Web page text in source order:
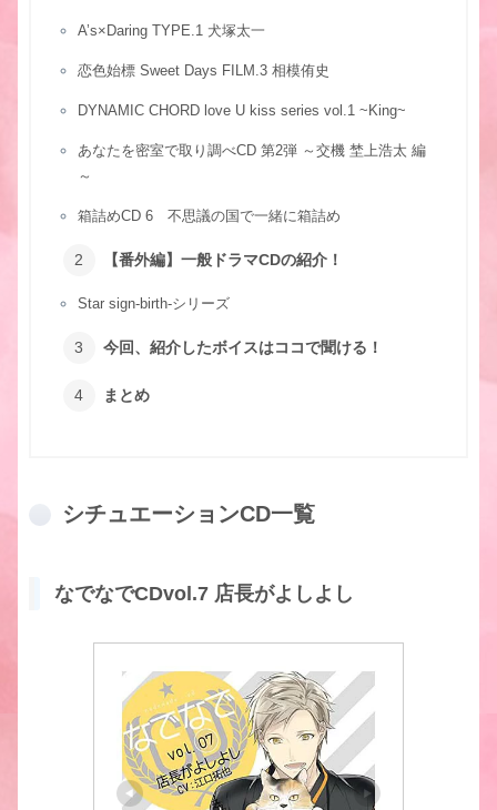
A’s×Daring TYPE.1 犬塚太一
恋色始標 Sweet Days FILM.3 相模侑史
DYNAMIC CHORD love U kiss series vol.1 ~King~
あなたを密室で取り調べCD 第2弾 ～交機 埜上浩太 編
～
箱詰めCD 6 不思議の国で一緒に箱詰め
【番外編】一般ドラマCDの紹介！
Star sign-birth-シリーズ
今回、紹介したボイスはココで聞ける！
まとめ
シチュエーションCD一覧
なでなでCDvol.7 店長がよしよし